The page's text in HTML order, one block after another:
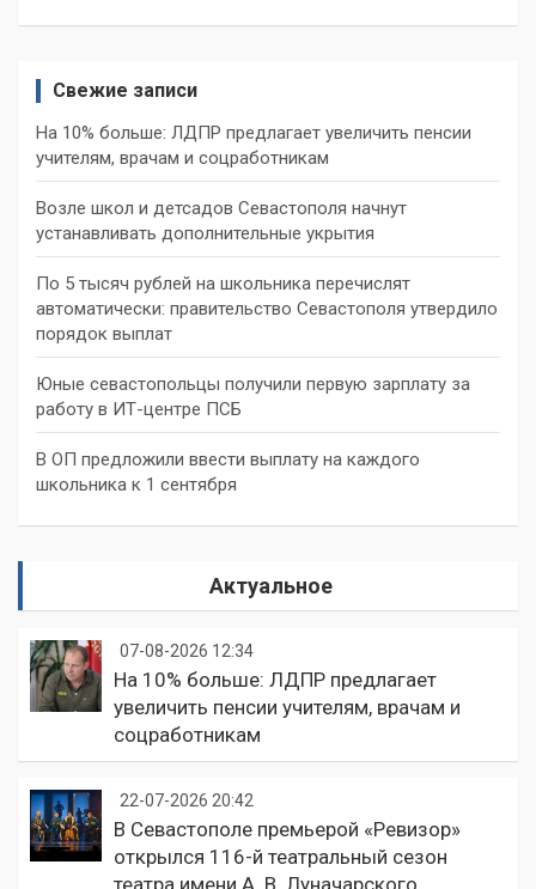
Свежие записи
На 10% больше: ЛДПР предлагает увеличить пенсии
учителям, врачам и соцработникам
Возле школ и детсадов Севастополя начнут
устанавливать дополнительные укрытия
По 5 тысяч рублей на школьника перечислят
автоматически: правительство Севастополя утвердило
порядок выплат
Юные севастопольцы получили первую зарплату за
работу в ИТ-центре ПСБ
В ОП предложили ввести выплату на каждого
школьника к 1 сентября
Актуальное
07-08-2026 12:34
На 10% больше: ЛДПР предлагает
увеличить пенсии учителям, врачам и
соцработникам
22-07-2026 20:42
В Севастополе премьерой «Ревизор»
открылся 116-й театральный сезон
театра имени А. В. Луначарского